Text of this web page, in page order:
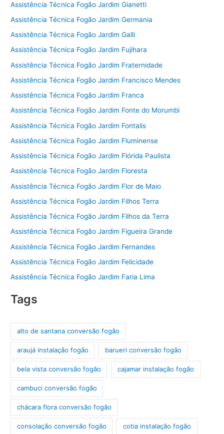
Assistência Técnica Fogão Jardim Gianetti
Assistência Técnica Fogão Jardim Germania
Assistência Técnica Fogão Jardim Galli
Assistência Técnica Fogão Jardim Fujihara
Assistência Técnica Fogão Jardim Fraternidade
Assistência Técnica Fogão Jardim Francisco Mendes
Assistência Técnica Fogão Jardim Franca
Assistência Técnica Fogão Jardim Fonte do Morumbi
Assistência Técnica Fogão Jardim Fontalis
Assistência Técnica Fogão Jardim Fluminense
Assistência Técnica Fogão Jardim Flórida Paulista
Assistência Técnica Fogão Jardim Floresta
Assistência Técnica Fogão Jardim Flor de Maio
Assistência Técnica Fogão Jardim Filhos Terra
Assistência Técnica Fogão Jardim Filhos da Terra
Assistência Técnica Fogão Jardim Figueira Grande
Assistência Técnica Fogão Jardim Fernandes
Assistência Técnica Fogão Jardim Felicidade
Assistência Técnica Fogão Jardim Faria Lima
Tags
alto de santana conversão fogão
araujá instalação fogão barueri conversão fogão
bela vista conversão fogão cajamar instalação fogão
cambuci conversão fogão
chácara flora conversão fogão
consolação conversão fogão cotia instalação fogão